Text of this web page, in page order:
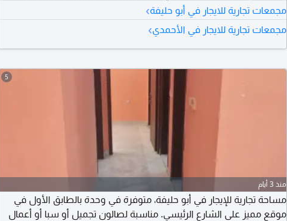
مجمعات تجارية للايجار في أبو حليفة›
مجمعات تجارية للايجار في الأحمدي›
5
منذ 3 أيام
مساحة تجارية للإيجار في أبو حليفة، متوفرة في وحدة بالطابق الأول في
موقع مميز على الشارع الرئيسي. مناسبة لصالون تجميل أو سبا أو أعمال